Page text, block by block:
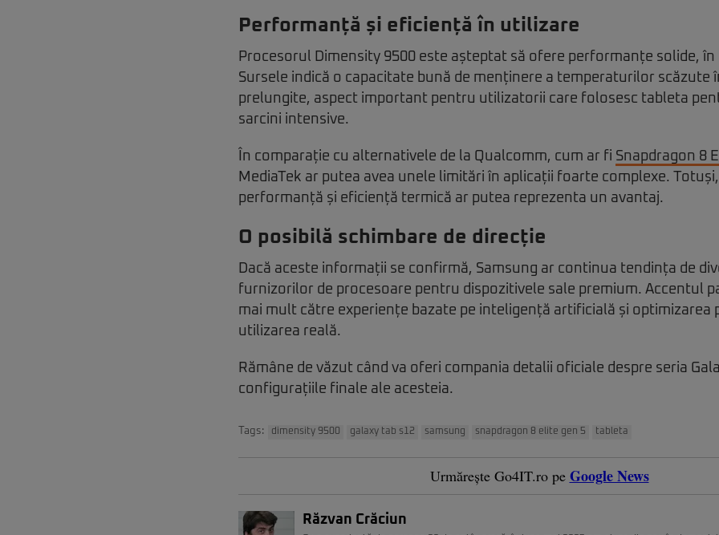
Performanță și eficiență în utilizare
Procesorul Dimensity 9500 este așteptat să ofere performanțe solide, în
Sursele indică o capacitate bună de menținere a temperaturilor scăzute
prelungite, aspect important pentru utilizatorii care folosesc tableta
sarcini intensive.
În comparație cu alternativele de la Qualcomm, cum ar fi Snapdragon 8
MediaTek ar putea avea unele limitări în aplicații foarte complexe.
performanță și eficiență termică ar putea reprezenta un avantaj.
O posibilă schimbare de direcție
Dacă aceste informații se confirmă, Samsung ar continua tendința de
furnizorilor de procesoare pentru dispozitivele sale premium. Accentul
mai mult către experiențe bazate pe inteligență artificială și optimizarea
utilizarea reală.
Rămâne de văzut când va oferi compania detalii oficiale despre seria
configurațiile finale ale acesteia.
Tags: dimensity 9500 galaxy tab s12 samsung snapdragon 8 elite gen 5 tableta
Urmărește Go4IT.ro pe Google News
Răzvan Crăciun